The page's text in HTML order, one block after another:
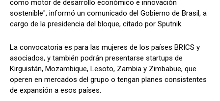
como motor de desarrollo económico e innovación
sostenible", informó un comunicado del Gobierno de Brasil, a
cargo de la presidencia del bloque, citado por Sputnik.
La convocatoria es para las mujeres de los países BRICS y
asociados, y también podrán presentarse startups de
Kirguistán, Mozambique, Lesoto, Zambia y Zimbabue, que
operen en mercados del grupo o tengan planes consistentes
de expansión a esos países.